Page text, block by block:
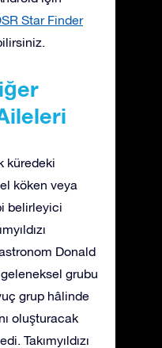
Star Finder
küredeki
köken veya
belirleyici
Donald
grubu
grup hâlinde
oluşturacak
Takımyıldızı